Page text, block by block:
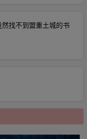
找不到盟重土城的书